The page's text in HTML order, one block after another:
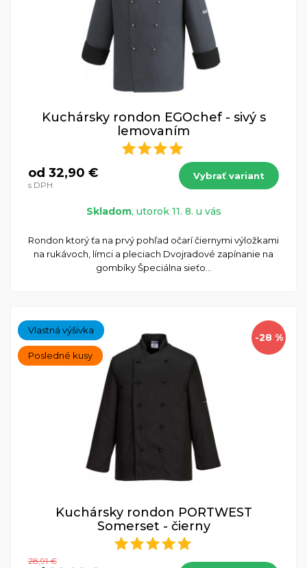
Kuchársky rondon EGOchef - sivý s
lemovaním
od 32,90 €
s DPH
Vybrať variant
Skladom, utorok 11. 8. u vás
​Rondon ktorý ťa na prvý pohľad očarí čiernymi výložkami
na rukávoch, límci a pleciach Dvojradové zapínanie na
gombíky Špeciálna sieťo...
-28 %
Vlastná výšivka
Posledné kusy
Kuchársky rondon PORTWEST
Somerset - čierny
28,91 €